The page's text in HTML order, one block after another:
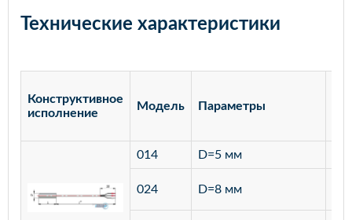
Технические характеристики
Конструктивное
исполнение
Модель Параметры
014 D=5 мм
024 D=8 мм